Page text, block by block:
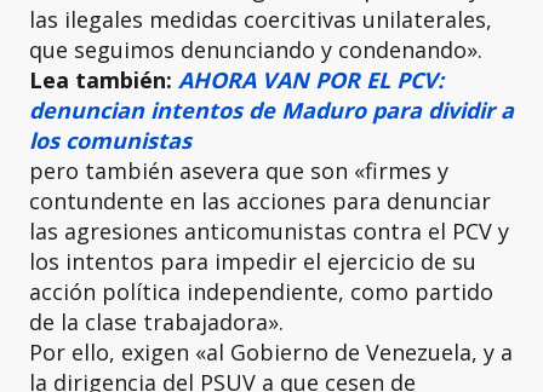
las ilegales medidas coercitivas unilaterales,
que seguimos denunciando y condenando».
Lea también: AHORA VAN POR EL PCV:
denuncian intentos de Maduro para dividir a
los comunistas
pero también asevera que son «firmes y
contundente en las acciones para denunciar
las agresiones anticomunistas contra el PCV y
los intentos para impedir el ejercicio de su
acción política independiente, como partido
de la clase trabajadora».
Por ello, exigen «al Gobierno de Venezuela, y a
la dirigencia del PSUV a que cesen de